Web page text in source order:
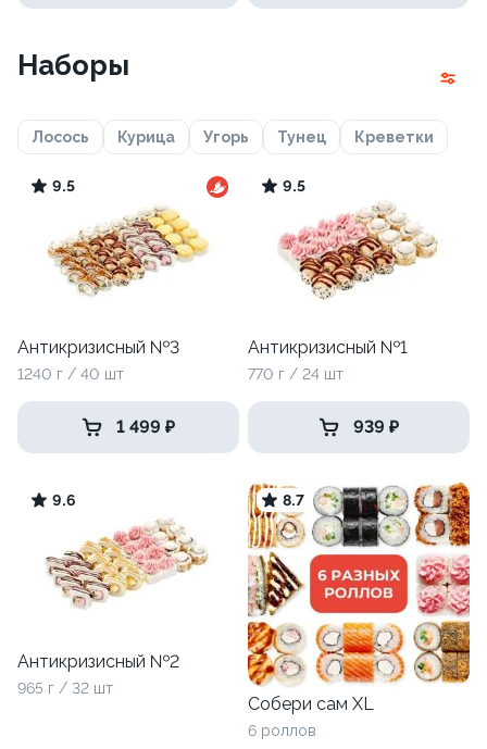
Наборы
Лосось Курица Угорь Тунец Креветки
9.5
Антикризисный №3
1240 г / 40 шт
1 499 ₽
9.5
Антикризисный №1
770 г / 24 шт
939 ₽
9.6
Антикризисный №2
965 г / 32 шт
8.7
Собери сам XL
6 роллов